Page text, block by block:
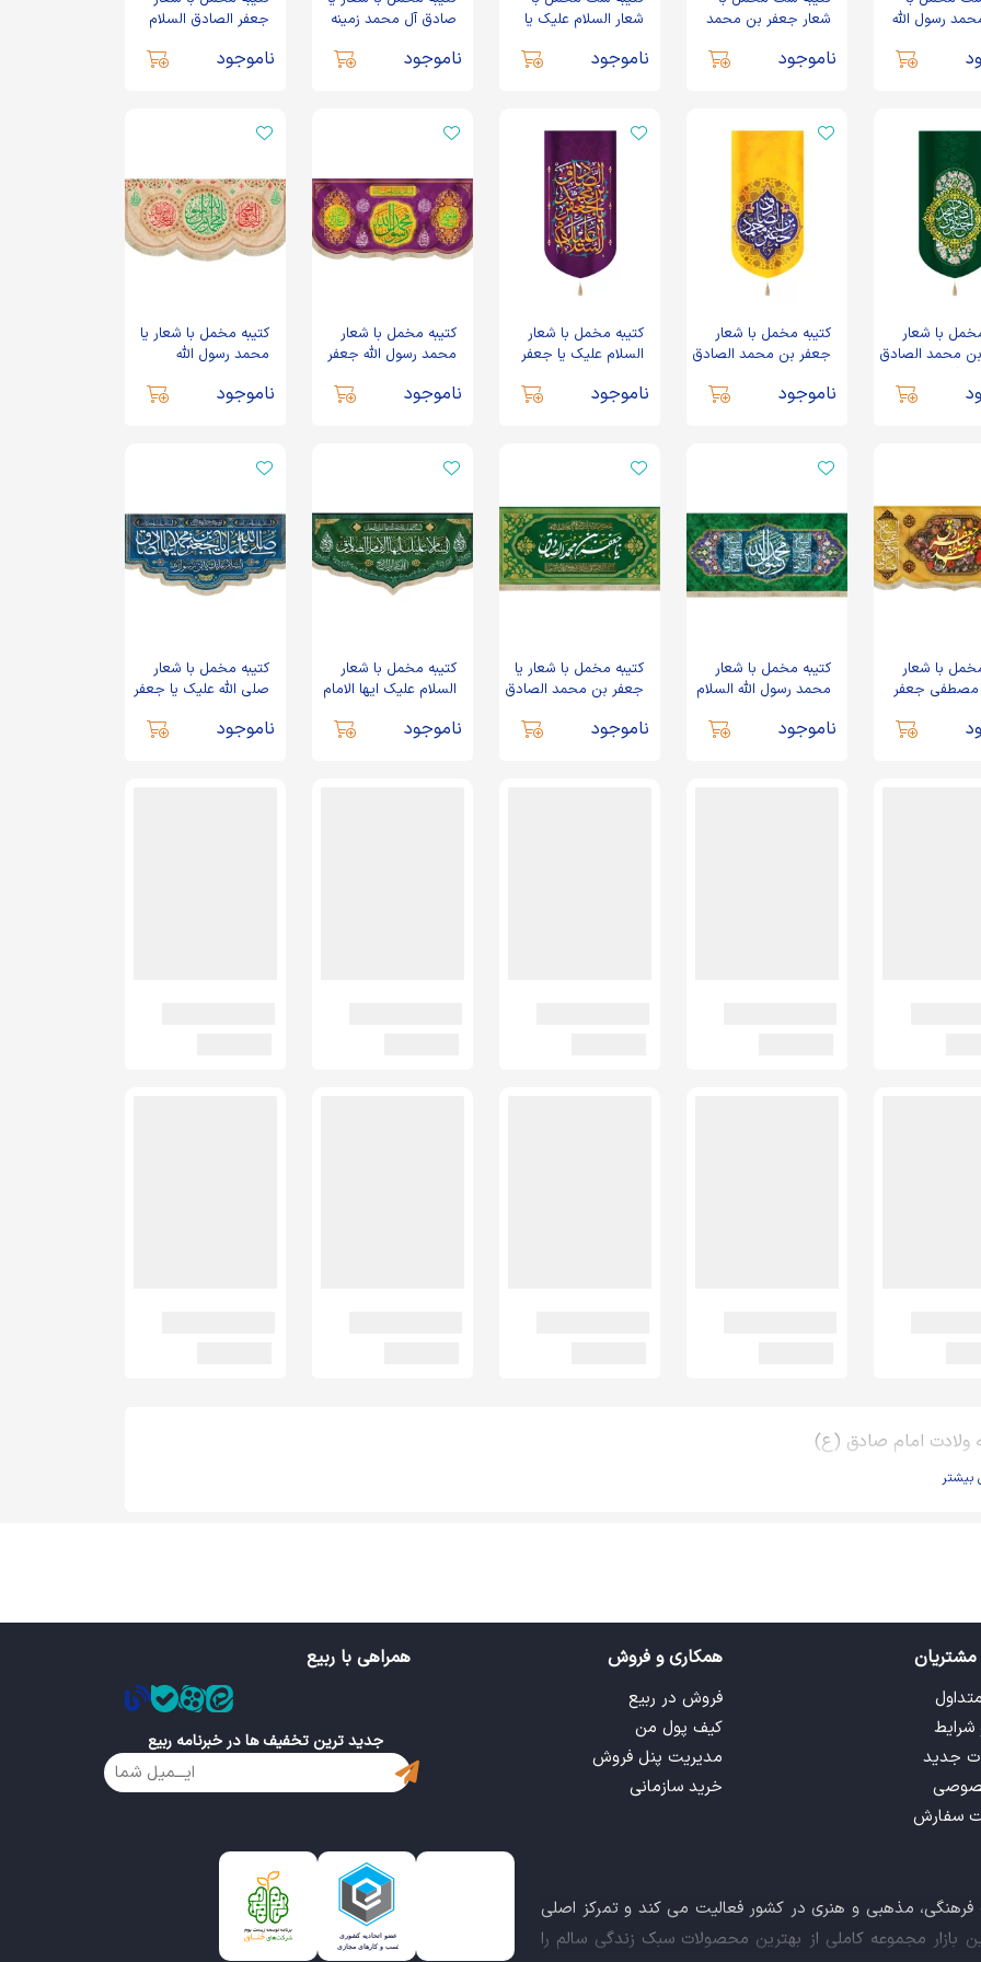
رسول الله
الفرج
شعار جعفر بن محمد
لولیک الفرج
ناموجود
شعار السلام علیک یا
زمینه بنفش آبی
ناموجود
صادق آل محمد زمینه
ناموجود
جعفر الصادق السلام
ناموجود
با شعار
محمد الصادق
کتیبه مخمل با شعار
جعفر بن محمد الصادق
ناموجود
کتیبه مخمل با شعار
السلام علیک یا جعفر
بنفش
ناموجود
کتیبه مخمل با شعار
محمد رسول الله جعفر
لولیک الفرج زمینه
ناموجود
کتیبه مخمل با شعار یا
محمد رسول الله
لولیک الفرج زمینه کرم
ناموجود
با شعار
جعفر
زمینه
کتیبه مخمل با شعار
محمد رسول الله السلام
السلام
ناموجود
کتیبه مخمل با شعار یا
جعفر بن محمد الصادق
ناموجود
کتیبه مخمل با شعار
السلام علیک ایها الامام
لولیک الفرج
ناموجود
کتیبه مخمل با شعار
صلی الله علیک یا جعفر
زمینه سرمه ای
ناموجود
ولادت امام صادق (ع)
بیشتر
شرایط
جدید
سفارش
همکاری و فروش
فروش در ربیع
کیف پول من
مدیریت پنل فروش
خرید سازمانی
همراهی با ربیع
جدید ترین تخفیف ها در خبرنامه ربیع
فرهنگی، مذهبی و هنری در کشور فعالیت می کند و تمرکز اصلی
بازار مجموعه کاملی از بهترین محصولات سبک زندگی سالم را